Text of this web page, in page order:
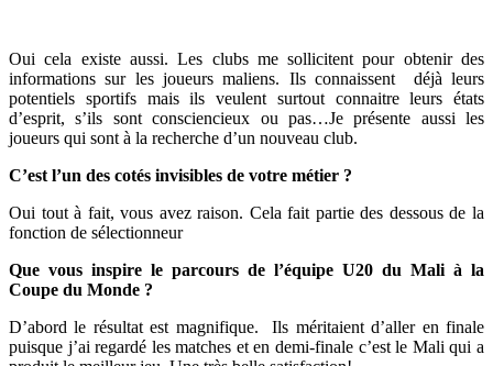
Oui cela existe aussi. Les clubs me sollicitent pour obtenir des
informations sur les joueurs maliens. Ils connaissent déjà leurs
potentiels sportifs mais ils veulent surtout connaitre leurs états
d’esprit, s’ils sont consciencieux ou pas…Je présente aussi les
joueurs qui sont à la recherche d’un nouveau club.
C’est l’un des cotés invisibles de votre métier ?
Oui tout à fait, vous avez raison. Cela fait partie des dessous de la
fonction de sélectionneur
Que vous inspire le parcours de l’équipe U20 du Mali à la
Coupe du Monde ?
D’abord le résultat est magnifique. Ils méritaient d’aller en finale
puisque j’ai regardé les matches et en demi-finale c’est le Mali qui a